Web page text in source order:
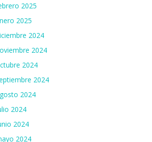
2025
2025
2024
2024
2024
2024
2024
2024
2024
2024